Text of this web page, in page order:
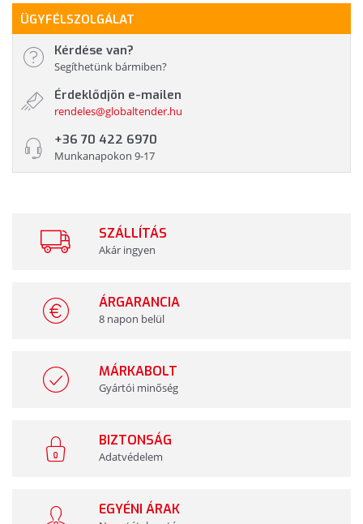
ÜGYFÉLSZOLGÁLAT
Kérdése van?
Segíthetünk bármiben?
Érdeklődjön e-mailen
rendeles@globaltender.hu
+36 70 422 6970
Munkanapokon 9-17
SZÁLLÍTÁS
Akár ingyen
ÁRGARANCIA
8 napon belül
MÁRKABOLT
Gyártói minőség
BIZTONSÁG
Adatvédelem
EGYÉNI ÁRAK